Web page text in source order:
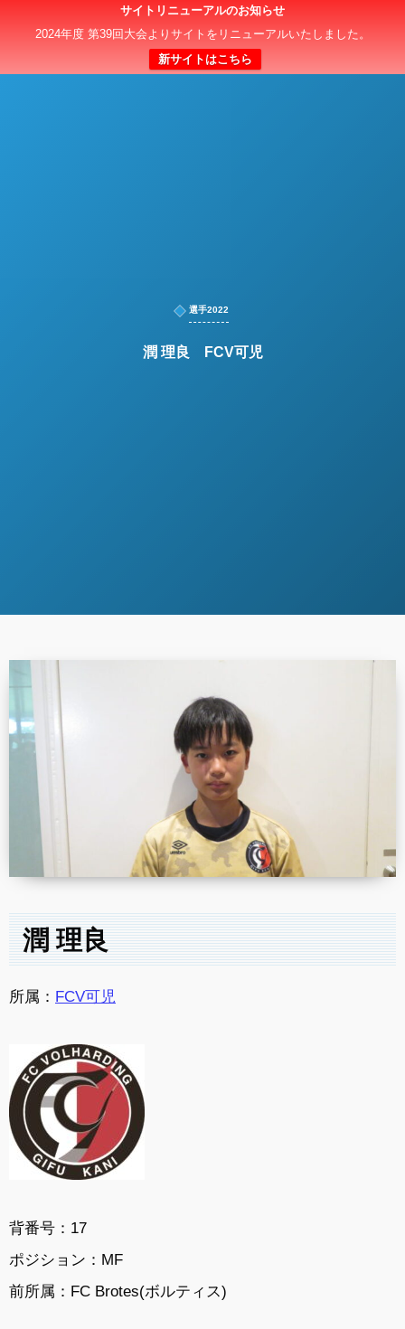
サイトリニューアルのお知らせ
2024年度 第39回大会よりサイトをリニューアルいたしました。
新サイトはこちら
日本クラブユースサッカー選手権（U-15）大会
選手2022
潤 理良 FCV可児
潤 理良
所属： FCV可児
背番号：17
ポジション：MF
前所属：FC Brotes(ボルティス)